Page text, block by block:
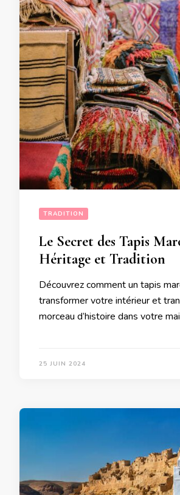
TRADITION
Le Secret des Tapis
Héritage et Tradition
Découvrez comment un tapis
transformer votre intérieur et
morceau d’histoire dans votre
25 JUIN 2024